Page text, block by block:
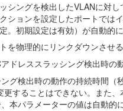
シングを検出したVLANに対
ションを設定したポートでは
。初期設定は有効）が自動的
を物理的にリンクダウンさせ
ドレススラッシング検出時の
グ検出時の動作の持続時間
更することはできない。また
本パラメーターの値は自動的